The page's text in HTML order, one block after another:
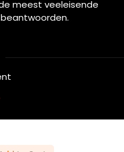
meest veeleisende